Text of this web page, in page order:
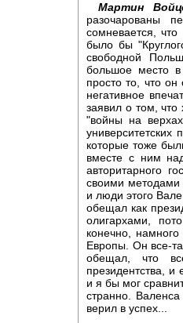
Мартин
разочарованы
сомневается,
было бы
свободной
большое место в
просто то, что он
негативное
заявил о том, что
"войны на
которые тоже
вместе с ним
авторитарного
своими методами
и люди этого
обещал как
олигархами,
конечно,
Европы. Он все-
обещал, что
президентства,
и я бы мог
странно.
верил в успех...